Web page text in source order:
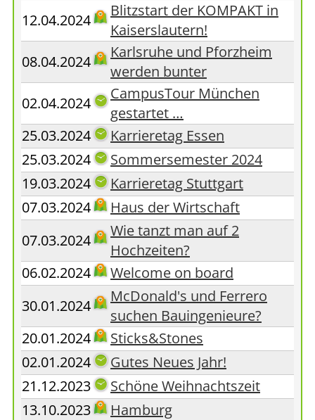
12.04.2024
Blitzstart der KOMPAKT in
Kaiserslautern!
08.04.2024
Karlsruhe und Pforzheim
werden bunter
02.04.2024
CampusTour München
gestartet …
25.03.2024
Karrieretag Essen
25.03.2024
Sommersemester 2024
19.03.2024
Karrieretag Stuttgart
07.03.2024
Haus der Wirtschaft
07.03.2024
Wie tanzt man auf 2
Hochzeiten?
06.02.2024
Welcome on board
30.01.2024
McDonald's und Ferrero
suchen Bauingenieure?
20.01.2024
Sticks&Stones
02.01.2024
Gutes Neues Jahr!
21.12.2023
Schöne Weihnachtszeit
13.10.2023
Hamburg